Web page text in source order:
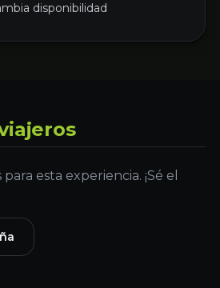
disponibilidad
esta experiencia. ¡Sé el